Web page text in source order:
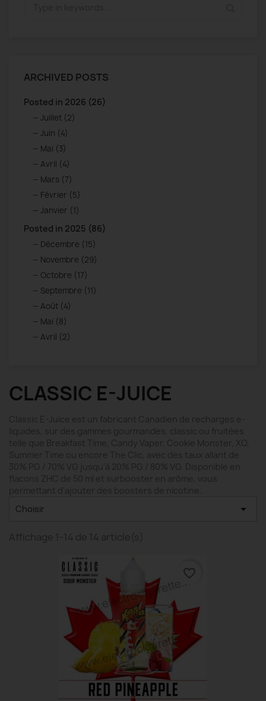
ARCHIVED POSTS
Posted in 2026 (26)
Juillet (2)
Juin (4)
Mai (3)
Avril (4)
Mars (7)
Février (5)
Janvier (1)
Posted in 2025 (86)
Décembre (15)
Novembre (29)
Octobre (17)
Septembre (11)
Août (4)
Mai (8)
Avril (2)
CLASSIC E-JUICE
Classic E-Juice est un fabricant Canadien de recharges e-
liquides, sur des gammes gourmandes, classic ou fruitées
telle que Breakfast Time, Candy Vaper, Cookie Monster, XO,
Summer Time ou encore The Clic, avec des taux allant de
30% PG / 70% VG jusqu'à 20% PG / 80% VG. Disponible en
flacons ZHC de 50 ml et surbooster en arôme, vous
permettant d'ajouter des boosters de nicotine.
Choisir

Affichage 1-14 de 14 article(s)
favorite_border